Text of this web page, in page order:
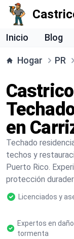
Inicio Blog
Hogar PR
en
Techado
techos y
Puerto Rico.
protección
Licenciados y
Expertos en
tormenta